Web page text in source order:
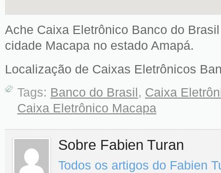
Ache Caixa Eletrônico Banco do
cidade Macapa no estado Amapá.
Localização de Caixas Eletrônicos
Tags: Banco do Brasil , Caixa
Caixa Eletrônico Macapa
Sobre Fabien Turan
Todos os artigos do Fabien